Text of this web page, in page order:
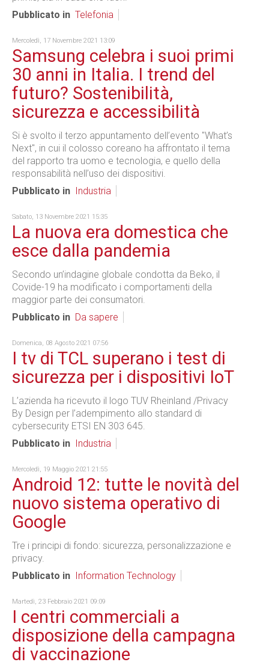
Pubblicato in Telefonia
Mercoledì, 17 Novembre 2021 13:09
Samsung celebra i suoi primi
30 anni in Italia. I trend del
futuro? Sostenibilità,
sicurezza e accessibilità
Si è svolto il terzo appuntamento dell’evento "What’s
Next", in cui il colosso coreano ha affrontato il tema
del rapporto tra uomo e tecnologia, e quello della
responsabilità nell’uso dei dispositivi.
Pubblicato in
Industria
Sabato, 13 Novembre 2021 15:35
La nuova era domestica che
esce dalla pandemia
Secondo un’indagine globale condotta da Beko, il
Covide-19 ha modificato i comportamenti della
maggior parte dei consumatori.
Pubblicato in Da sapere
Domenica, 08 Agosto 2021 07:56
I tv di TCL superano i test di
sicurezza per i dispositivi IoT
L’azienda ha ricevuto il logo TUV Rheinland /Privacy
By Design per l’adempimento allo standard di
cybersecurity ETSI EN 303 645.
Pubblicato in
Industria
Mercoledì, 19 Maggio 2021 21:55
Android 12: tutte le novità del
nuovo sistema operativo di
Google
Tre i principi di fondo: sicurezza, personalizzazione e
privacy.
Pubblicato in
Information Technology
Martedì, 23 Febbraio 2021 09:09
I centri commerciali a
disposizione della campagna
di vaccinazione